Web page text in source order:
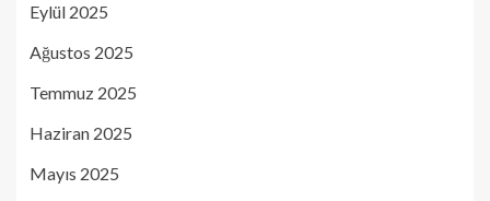
Eylül 2025
Ağustos 2025
Temmuz 2025
Haziran 2025
Mayıs 2025